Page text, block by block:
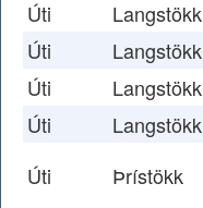
Úti
Langstökk
Úti
Langstökk
Úti
Langstökk
Úti
Langstökk
Úti
Þrístökk